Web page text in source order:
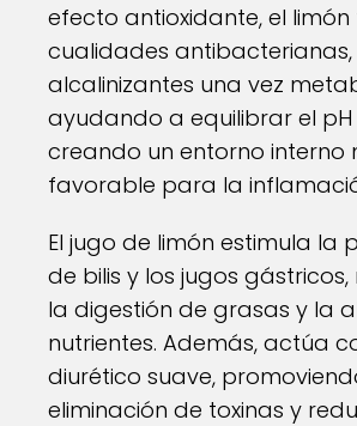
efecto antioxidante, el limón
cualidades antibacterianas,
alcalinizantes una vez
ayudando a equilibrar el
creando un entorno interno
favorable para la
El jugo de limón estimula la
de bilis y los jugos
la digestión de grasas y la
nutrientes. Además, actúa
diurético suave,
eliminación de toxinas y